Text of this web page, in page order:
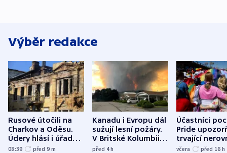
Výběr redakce
Rusové útočili na
Charkov a Oděsu.
Údery hlásí i úřady v
Bělgorodu
08:39 před 9 m
Kanadu i Evropu dál
sužují lesní požáry.
V Britské Kolumbii
evakuovali tisíce lidí
před 4h
Účastníci
Pride
trvající
včera před 16 h